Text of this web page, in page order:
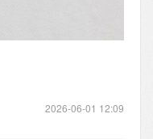
2026-06-01 12:09